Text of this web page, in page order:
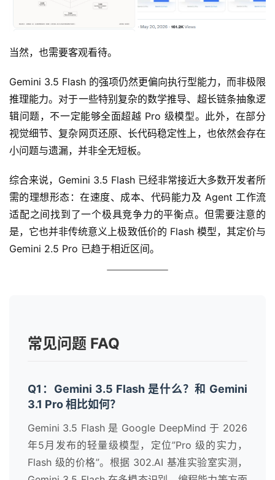
当然，也需要客观看待。
Gemini 3.5 Flash 的强项仍然更偏向执行型能力，而非极限
推理能力。对于一些特别复杂的数学推导、超长链条抽象逻
辑问题，不一定能够全面超越 Pro 级模型。此外，在部分
视觉细节、复杂网页还原、长代码稳定性上，也依然会存在
小问题与遗漏，并非全无短板。
综合来说，Gemini 3.5 Flash 已经非常接近大多数开发者所
需的理想形态：在速度、成本、代码能力及 Agent 工作流
适配之间找到了一个极具竞争力的平衡点。但需要注意的
是，它也并非传统意义上极致低价的 Flash 模型，其定价与
Gemini 2.5 Pro 已趋于相近区间。
常见问题 FAQ
Q1：Gemini 3.5 Flash 是什么？和 Gemini
3.1 Pro 相比如何？
Gemini 3.5 Flash 是 Google DeepMind 于 2026
年5月发布的轻量级模型，定位”Pro 级的实力，
Flash 级的价格”。根据 302.AI 基准实验室实测，